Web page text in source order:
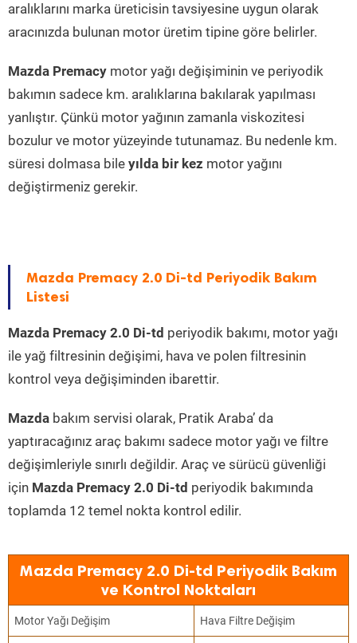
aralıklarını marka üreticisin tavsiyesine uygun olarak
aracınızda bulunan motor üretim tipine göre belirler.
Mazda Premacy motor yağı değişiminin ve periyodik
bakımın sadece km. aralıklarına bakılarak yapılması
yanlıştır. Çünkü motor yağının zamanla viskozitesi
bozulur ve motor yüzeyinde tutunamaz. Bu nedenle km.
süresi dolmasa bile yılda bir kez motor yağını
değiştirmeniz gerekir.
Mazda Premacy 2.0 Di-td Periyodik Bakım
Listesi
Mazda Premacy 2.0 Di-td periyodik bakımı, motor yağı
ile yağ filtresinin değişimi, hava ve polen filtresinin
kontrol veya değişiminden ibarettir.
Mazda bakım servisi olarak, Pratik Araba’ da
yaptıracağınız araç bakımı sadece motor yağı ve filtre
değişimleriyle sınırlı değildir. Araç ve sürücü güvenliği
için Mazda Premacy 2.0 Di-td periyodik bakımında
toplamda 12 temel nokta kontrol edilir.
Mazda Premacy 2.0 Di-td Periyodik Bakım
ve Kontrol Noktaları
Motor Yağı Değişim Hava Filtre Değişim